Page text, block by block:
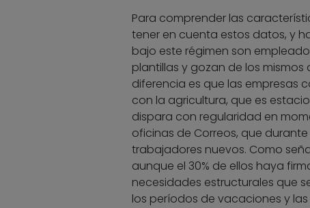
Para comprender las
tener en cuenta estos datos, y
bajo este régimen son
plantillas y gozan de los
diferencia es que las empresas
con la agricultura, que es
dispara con regularidad en
oficinas de Correos, que
trabajadores nuevos. Como
aunque el 30% de ellos haya
necesidades estructurales que
los períodos de vacaciones y